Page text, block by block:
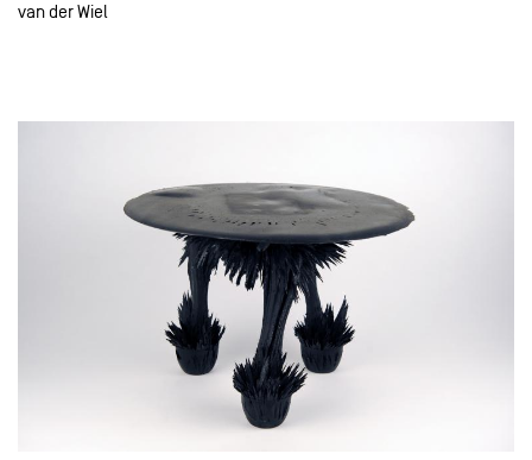
van der Wiel